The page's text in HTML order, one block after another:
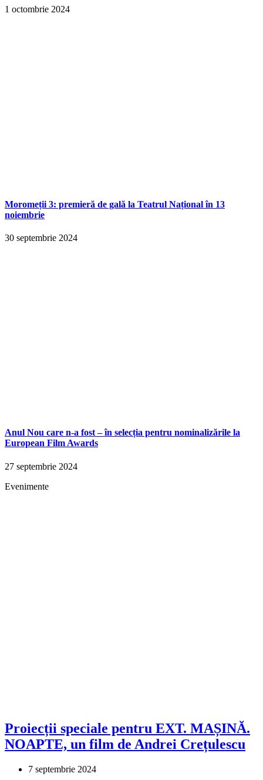
1 octombrie 2024
Moromeții 3: premieră de gală la Teatrul Național în 13
noiembrie
30 septembrie 2024
Anul Nou care n-a fost – în selecția pentru nominalizările la
European Film Awards
27 septembrie 2024
Evenimente
Proiecții speciale pentru EXT. MAȘINĂ.
NOAPTE, un film de Andrei Crețulescu
7 septembrie 2024